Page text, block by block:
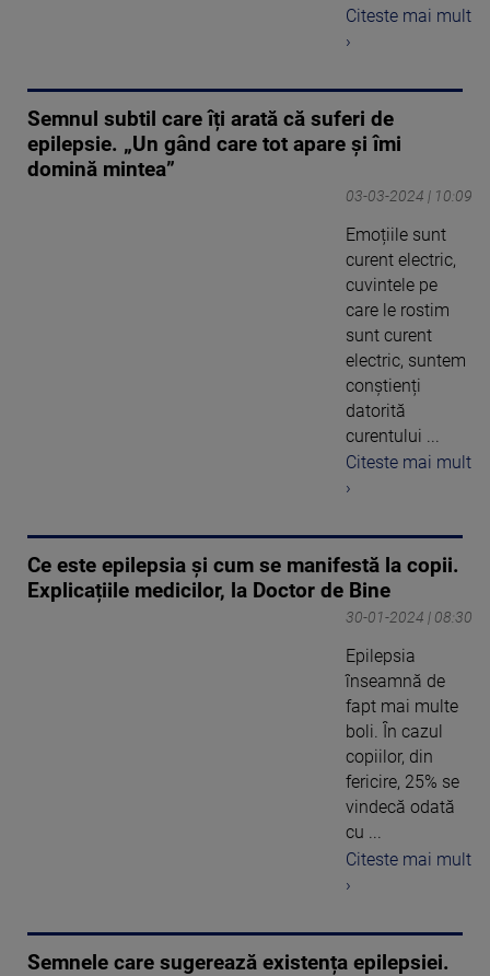
Citeste mai mult
›
Semnul subtil care îți arată că suferi de
epilepsie. „Un gând care tot apare și îmi
domină mintea”
03-03-2024 | 10:09
Emoțiile sunt
curent electric,
cuvintele pe
care le rostim
sunt curent
electric, suntem
conștienți
datorită
curentului ...
Citeste mai mult
›
Ce este epilepsia și cum se manifestă la copii.
Explicațiile medicilor, la Doctor de Bine
30-01-2024 | 08:30
Epilepsia
înseamnă de
fapt mai multe
boli. În cazul
copiilor, din
fericire, 25% se
vindecă odată
cu ...
Citeste mai mult
›
Semnele care sugerează existența epilepsiei.